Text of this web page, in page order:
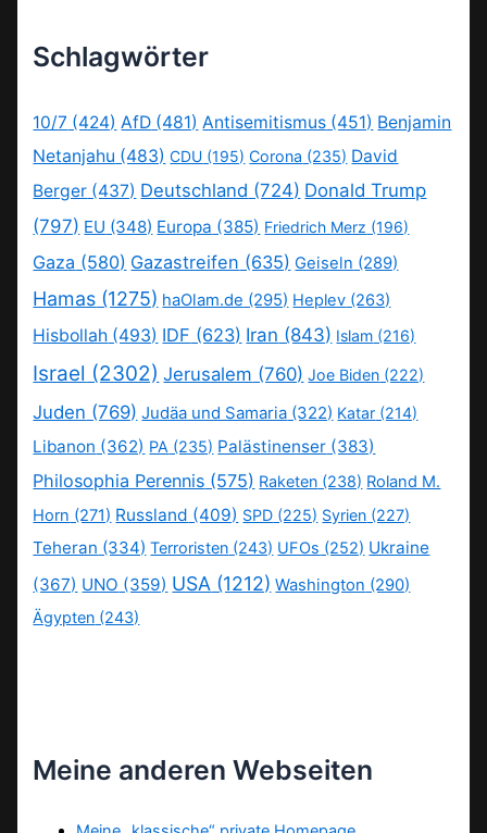
Schlagwörter
10/7 (424) AfD (481) Antisemitismus (451) Benjamin
Netanjahu (483) CDU (195) Corona (235) David
Berger (437) Deutschland (724) Donald Trump
(797) EU (348) Europa (385) Friedrich Merz (196)
Gaza (580) Gazastreifen (635) Geiseln (289)
Hamas (1275) haOlam.de (295) Heplev (263)
Hisbollah (493) IDF (623) Iran (843) Islam (216)
Israel (2302) Jerusalem (760) Joe Biden (222)
Juden (769) Judäa und Samaria (322) Katar (214)
Libanon (362) PA (235) Palästinenser (383)
Philosophia Perennis (575) Raketen (238) Roland M.
Horn (271) Russland (409) SPD (225) Syrien (227)
Teheran (334) Terroristen (243) UFOs (252) Ukraine
(367) UNO (359) USA (1212) Washington (290)
Ägypten (243)
Meine anderen Webseiten